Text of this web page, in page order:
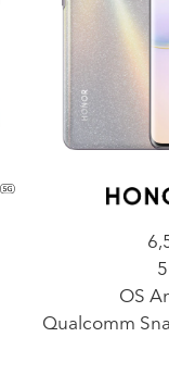
OS
Qualcomm